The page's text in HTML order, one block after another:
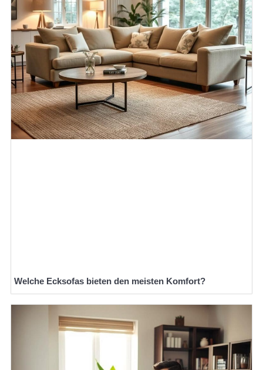
Welche Ecksofas bieten den meisten Komfort?